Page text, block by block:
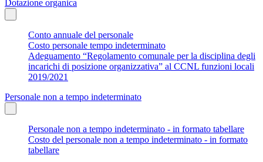
Dotazione organica
Conto annuale del personale
Costo personale tempo indeterminato
Adeguamento “Regolamento comunale per la disciplina degli
incarichi di posizione organizzativa” al CCNL funzioni locali
2019/2021
Personale non a tempo indeterminato
Personale non a tempo indeterminato - in formato tabellare
Costo del personale non a tempo indeterminato - in formato
tabellare